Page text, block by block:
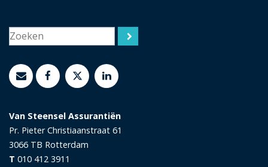
Van Steensel Assurantiën
Pr. Pieter Christiaanstraat 61
3066 TB Rotterdam
T 010 412 3911